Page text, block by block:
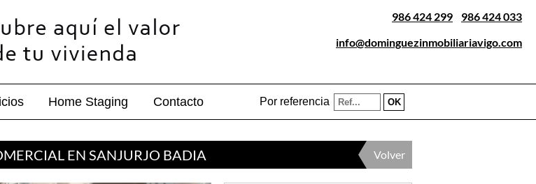
986 424 299
986 424 033
info@dominguezinmobiliariavigo.com
Home Staging Contacto Por referencia
EN SANJURJO BADIA Volver